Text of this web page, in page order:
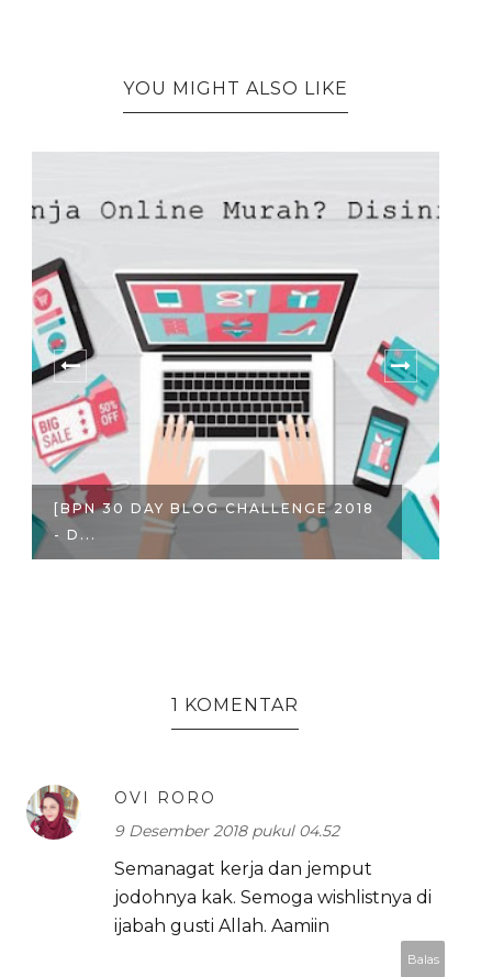
YOU MIGHT ALSO LIKE
[BPN 30 DAY BLOG CHALLENGE 2018
- D...
1 KOMENTAR
OVI RORO
9 Desember 2018 pukul 04.52
Semanagat kerja dan jemput
jodohnya kak. Semoga wishlistnya di
ijabah gusti Allah. Aamiin
Balas